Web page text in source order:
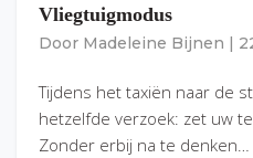
Vliegtuigmodus
Door Madeleine Bijnen
Tijdens het taxiën naar de
hetzelfde verzoek: zet uw
Zonder erbij na te denken…